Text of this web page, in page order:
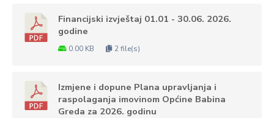
Financijski izvještaj 01.01 - 30.06. 2026.
godine
0.00 KB 2 file(s)
Izmjene i dopune Plana upravljanja i
raspolaganja imovinom Općine Babina
Greda za 2026. godinu